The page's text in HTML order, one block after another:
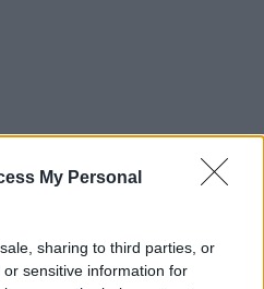
My Personal
sharing to third parties, or
sensitive information for